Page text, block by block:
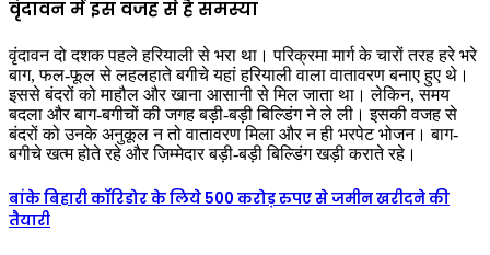
वृंदावन में इस वजह से है समस्या
वृंदावन दो दशक पहले हरियाली से भरा था। परिक्रमा मार्ग के चारों तरह हरे भरे
बाग, फल-फूल से लहलहाते बगीचे यहां हरियाली वाला वातावरण बनाए हुए थे।
इससे बंदरों को माहौल और खाना आसानी से मिल जाता था। लेकिन, समय
बदला और बाग-बगीचों की जगह बड़ी-बड़ी बिल्डिंग ने ले ली। इसकी वजह से
बंदरों को उनके अनुकूल न तो वातावरण मिला और न ही भरपेट भोजन। बाग-
बगीचे खत्म होते रहे और जिम्मेदार बड़ी-बड़ी बिल्डिंग खड़ी कराते रहे।
बांके बिहारी कॉरिडोर के लिये 500 करोड़ रुपए से जमीन खरीदने की
तैयारी